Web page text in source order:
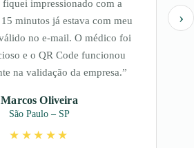
fiquei impressionado com a
minutos já estava com meu
no e-mail. O médico foi
e o QR Code funcionou
na validação da empresa.”
Marcos Oliveira
São Paulo – SP
★★★★★
›